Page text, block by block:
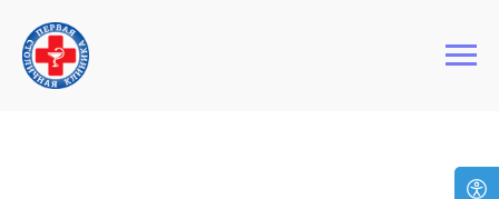
Первая Столичная Клиника